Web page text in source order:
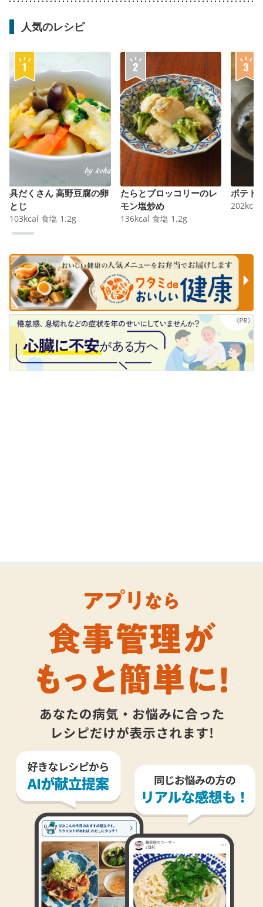
人気のレシピ
具だくさん 高野豆腐の卵
とじ
103kcal 食塩 1.2g
たらとブロッコリーのレ
モン塩炒め
136kcal 食塩 1.2g
ポテト
202kcal